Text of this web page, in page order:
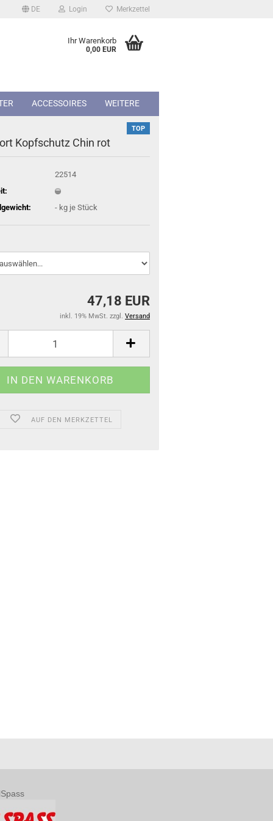
DE Login Merkzettel
Ihr Warenkorb
0,00 EUR
ACCESSOIRES WEITERE
TOP
Kopfschutz Chin rot
22514
-kg je Stück
47,18 EUR
inkl. 19% MwSt. zzgl. Versand
AUF DEN MERKZETTEL